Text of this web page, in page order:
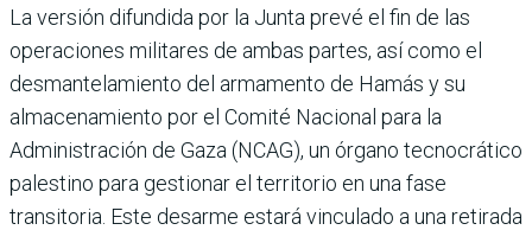
La versión difundida por la Junta prevé el fin de las
operaciones militares de ambas partes, así como el
desmantelamiento del armamento de Hamás y su
almacenamiento por el Comité Nacional para la
Administración de Gaza (NCAG), un órgano tecnocrático
palestino para gestionar el territorio en una fase
transitoria. Este desarme estará vinculado a una retirada